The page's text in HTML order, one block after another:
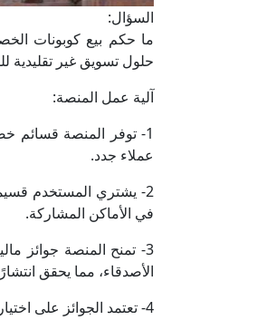
السؤال:
ما حكم بيع كوبونات
حلول تسويق غير تقليدية
آلية عمل المنصة:
1- توفر المنصة قسائم
عملاء جدد.
2- يشتري المستخدم
في الأماكن المشاركة.
3- تمنح المنصة جوائز
الأصدقاء، مما يحقق
4- تعتمد الجوائز على اختيار عشوائي من بين المستخدمين النشطين، وليس على مقامرة أو شراء أرقام أو رهانات.